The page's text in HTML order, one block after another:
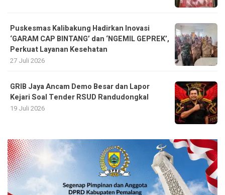
Puskesmas Kalibakung Hadirkan Inovasi
‘GARAM CAP BINTANG’ dan ‘NGEMIL GEPREK’,
Perkuat Layanan Kesehatan
27 Juli 2026
GRIB Jaya Ancam Demo Besar dan Lapor
Kejari Soal Tender RSUD Randudongkal
19 Juli 2026